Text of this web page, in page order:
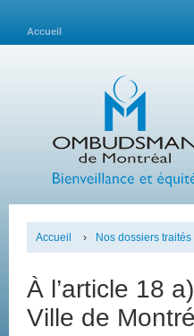
Accueil
Accueil › Nos dossiers traités
À l’article 18
Ville de